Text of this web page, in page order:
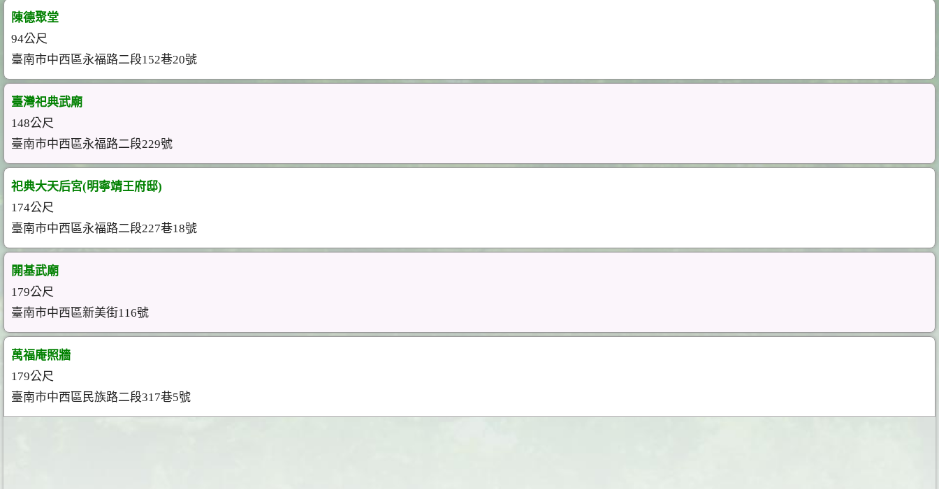
陳德聚堂
94公尺
臺南市中西區永福路二段152巷20號
臺灣祀典武廟
148公尺
臺南市中西區永福路二段229號
祀典大天后宮(明寧靖王府邸)
174公尺
臺南市中西區永福路二段227巷18號
開基武廟
179公尺
臺南市中西區新美街116號
萬福庵照牆
179公尺
臺南市中西區民族路二段317巷5號